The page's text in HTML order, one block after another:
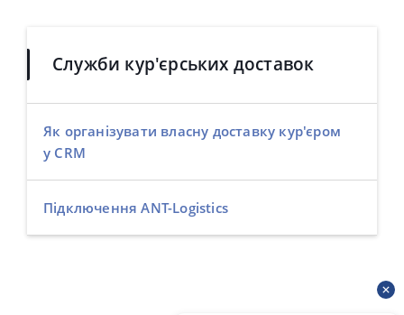
Служби кур'єрських доставок
Як організувати власну доставку кур'єром
у CRM
Підключення ANT-Logistics